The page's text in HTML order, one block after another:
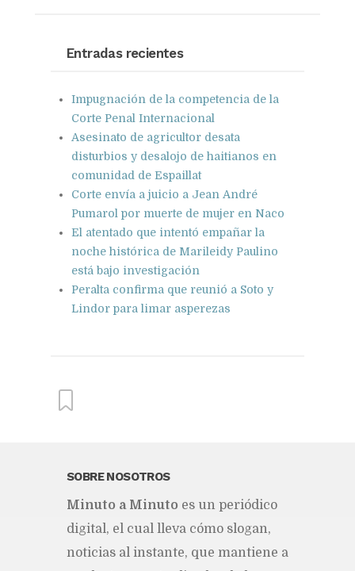
Entradas recientes
Impugnación de la competencia de la
Corte Penal Internacional
Asesinato de agricultor desata
disturbios y desalojo de haitianos en
comunidad de Espaillat
Corte envía a juicio a Jean André
Pumarol por muerte de mujer en Naco
El atentado que intentó empañar la
noche histórica de Marileidy Paulino
está bajo investigación
Peralta confirma que reunió a Soto y
Lindor para limar asperezas
SOBRE NOSOTROS
Mi­nu­to a Mi­nu­to es un pe­rió­di­co
di­gi­tal, el cual lle­va cómo slo­gan,
no­ti­cias al ins­tan­te, que man­tie­ne a